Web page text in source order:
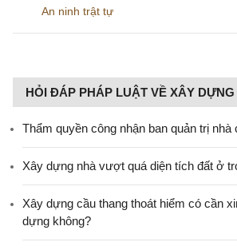
An ninh trật tự
HỎI ĐÁP PHÁP LUẬT VỀ XÂY DỰNG
Thẩm quyền công nhận ban quản trị nhà
Xây dựng nhà vượt quá diện tích đất ở
Xây dựng cầu thang thoát hiểm có cần
dựng không?